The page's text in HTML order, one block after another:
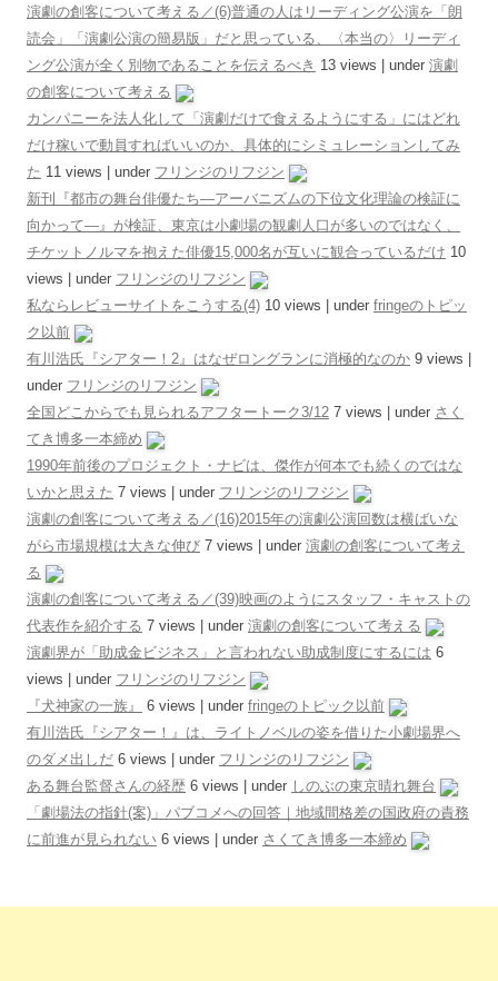
演劇の創客について考える／(6)普通の人はリーディング公演を「朗
読会」「演劇公演の簡易版」だと思っている、〈本当の〉リーディ
ング公演が全く別物であることを伝えるべき 13 views under 演劇
の創客について考える
カンパニーを法人化して「演劇だけで食えるようにする」にはどれ
だけ稼いで動員すればいいのか、具体的にシミュレーションしてみ
た 11 views under フリンジのリフジン
新刊『都市の舞台俳優たち―アーバニズムの下位文化理論の検証に
向かって―』が検証、東京は小劇場の観劇人口が多いのではなく、
チケットノルマを抱えた俳優15,000名が互いに観合っているだけ 10
views
under フリンジのリフジン
私ならレビューサイトをこうする(4) 10 views under fringeのトピッ
ク以前
有川浩氏『シアター！2』はなぜロングランに消極的なのか 9 views
under フリンジのリフジン
全国どこからでも見られるアフタートーク3/12 7 views under さく
てき博多一本締め
1990年前後のプロジェクト・ナビは、傑作が何本でも続くのではな
いかと思えた 7 views under フリンジのリフジン
演劇の創客について考える／(16)2015年の演劇公演回数は横ばいな
がら市場規模は大きな伸び 7 views under 演劇の創客について考え
る
演劇の創客について考える／(39)映画のようにスタッフ・キャストの
代表作を紹介する 7 views under 演劇の創客について考える
演劇界が「助成金ビジネス」と言われない助成制度にするには 6
views
under フリンジのリフジン
『犬神家の一族』
6 views under fringeのトピック以前
有川浩氏『シアター！』は、ライトノベルの姿を借りた小劇場界へ
のダメ出しだ 6 views under フリンジのリフジン
ある舞台監督さんの経歴 6 views under しのぶの東京晴れ舞台
「劇場法の指針(案)」パブコメへの回答｜地域間格差の国政府の責務
に前進が見られない 6 views under さくてき博多一本締め